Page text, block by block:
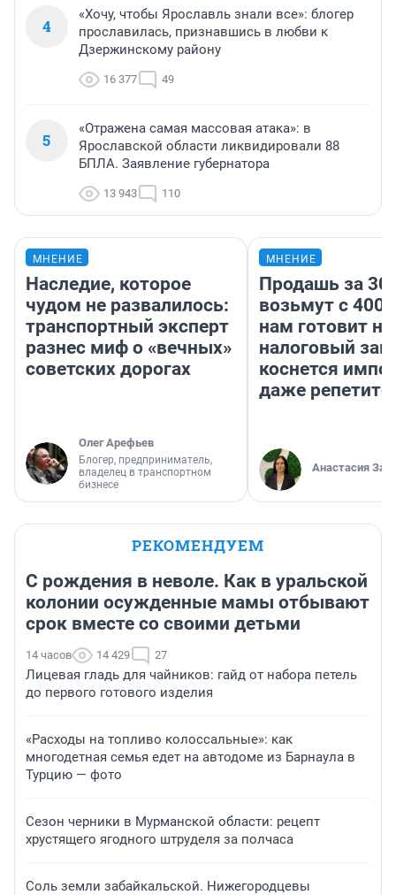
4
«Хочу, чтобы Ярославль знали все»: блогер
прославилась, признавшись в любви к
Дзержинскому району
16 377 49
5
«Отражена самая массовая атака»: в
Ярославской области ликвидировали 88
БПЛА. Заявление губернатора
13 943 110
МНЕНИЕ
Наследие, которое
чудом не развалилось:
транспортный эксперт
разнес миф о «вечных»
советских дорогах
Олег Арефьев
Блогер, предприниматель,
владелец в транспортном
бизнесе
МНЕНИЕ
Продашь за
возьмут с
нам готовит
налоговый
коснется
даже
Анастасия
РЕКОМЕНДУЕМ
С рождения в неволе. Как в уральской
колонии осужденные мамы отбывают
срок вместе со своими детьми
14 часов 14 429 27
Лицевая гладь для чайников: гайд от набора петель
до первого готового изделия
«Расходы на топливо колоссальные»: как
многодетная семья едет на автодоме из Барнаула в
Турцию — фото
Сезон черники в Мурманской области: рецепт
хрустящего ягодного штруделя за полчаса
Соль земли забайкальской. Нижегородцевы